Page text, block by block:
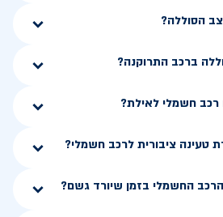
הסוללה?
ברכב התרוקנה?
חשמלי לאילת?
טעינה ציבורית לרכב חשמלי?
החשמלי בזמן שיורד גשם?